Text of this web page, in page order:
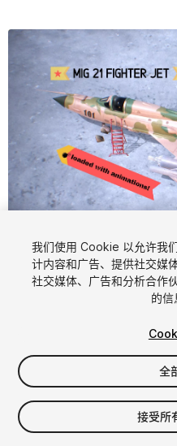
当前幻灯片：1 / 14
1
$59.99
增值税将在结算时计算
我们使用 Cookie 以允许我
计内容和广告、提供社交媒
社交媒体、广告和分析合作
的信
全
接受所